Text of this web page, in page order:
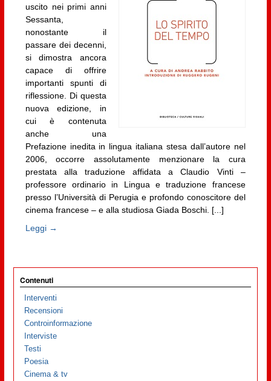
uscito nei primi anni
Sessanta,
nonostante il
passare dei decenni,
si dimostra ancora
capace di offrire
importanti spunti di
riflessione. Di questa
nuova edizione, in
cui è contenuta
anche una
Prefazione inedita in lingua italiana stesa dall’autore nel
2006, occorre assolutamente menzionare la cura
prestata alla traduzione affidata a Claudio Vinti –
professore ordinario in Lingua e traduzione francese
presso l’Università di Perugia e profondo conoscitore del
cinema francese – e alla studiosa Giada Boschi. [...]
Leggi →
Contenuti
Interventi
Recensioni
Controinformazione
Interviste
Testi
Poesia
Cinema & tv